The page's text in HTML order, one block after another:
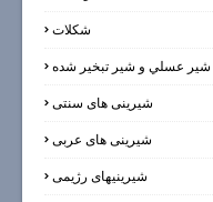
شکلات
شير عسلي و شير تبخير شده
شیرینی های سنتی
شیرینی های عربی
شیرینیهای رژیمی